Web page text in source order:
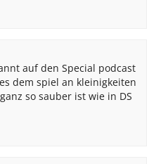
auf den Special podcast
dem spiel an kleinigkeiten
so sauber ist wie in DS